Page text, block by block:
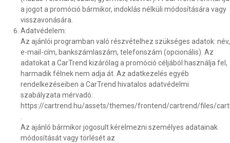
a jogot a promóció bármikor, indoklás nélküli módosítására vagy
visszavonására.
Adatvédelem:
Az ajánlói programban való részvételhez szükséges adatok: név,
e-mail-cím, bankszámlaszám, telefonszám (opcionális). Az
adatokat a CarTrend kizárólag a promóció céljából használja fel,
harmadik félnek nem adja át. Az adatkezelés egyéb
rendelkezéseiben a CarTrend hivatalos adatvédelmi
szabályzata mérvadó:
https://cartrend.hu/assets/themes/frontend/cartrend/files/
Az ajánló bármikor jogosult kérelmezni személyes adatainak
módosítását vagy törlését az